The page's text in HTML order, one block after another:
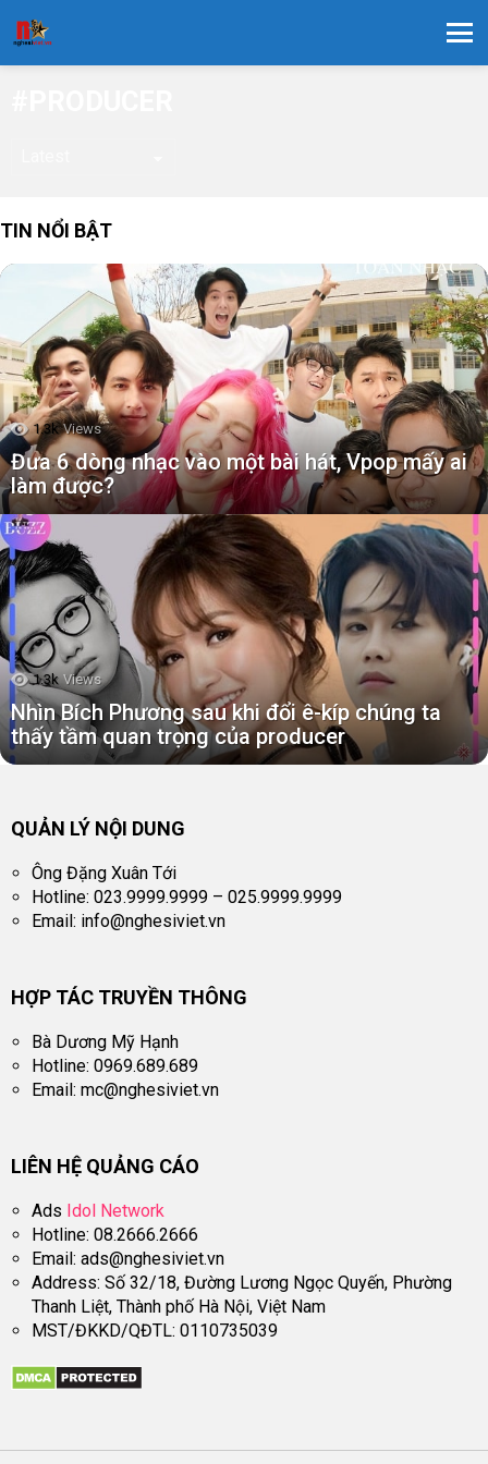
TIN NỔI BẬT
1.3k Views
Đưa 6 dòng nhạc vào một bài hát, Vpop mấy ai
làm được?
1.3k Views
Nhìn Bích Phương sau khi đổi ê-kíp chúng ta
thấy tầm quan trọng của producer
QUẢN LÝ NỘI DUNG
Ông Đặng Xuân Tới
Hotline: 023.9999.9999 – 025.9999.9999
Email: info@nghesiviet.vn
HỢP TÁC TRUYỀN THÔNG
Bà Dương Mỹ Hạnh
Hotline: 0969.689.689
Email:mc@nghesiviet.vn
LIÊN HỆ QUẢNG CÁO
Ads Idol Network
Hotline: 08.2666.2666
Email:ads@nghesiviet.vn
Address: Số 32/18, Đường Lương Ngọc Quyến, Phường
Thanh Liệt, Thành phố Hà Nội, Việt Nam
MST/ĐKKD/QĐTL: 0110735039